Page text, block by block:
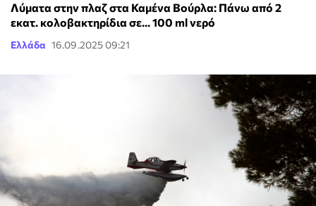
Λύματα στην πλαζ στα Καμένα Βούρλα: Πάνω από 2
εκατ. κολοβακτηρίδια σε... 100 ml νερό
Ελλάδα 16.09.2025 09:21